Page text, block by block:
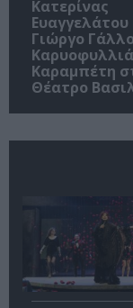
Κατερίνας
Ευαγγελάτου
Γιώργο
Καρυοφυλλιά
Καραμπέτη
Θέατρο